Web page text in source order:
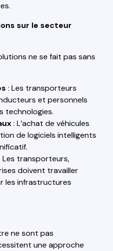
sur le secteur
ne se fait pas sans
: Les transporteurs
et personnels
technologies.
: L’achat de véhicules
de logiciels intelligents
Les transporteurs,
doivent travailler
les infrastructures
ne sont pas
une approche